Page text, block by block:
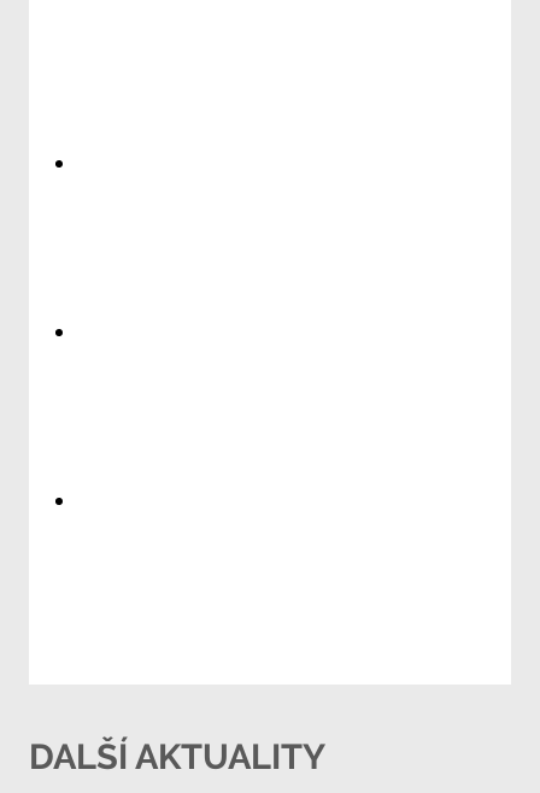
DALŠÍ AKTUALITY